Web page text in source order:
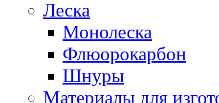
Леска
Монолеска
Флюорокарбон
Шнуры
Материалы для